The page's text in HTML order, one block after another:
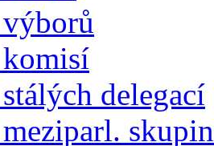
delegací
skupin